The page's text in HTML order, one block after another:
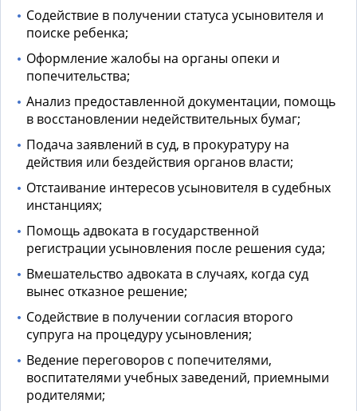
Содействие в получении статуса усыновителя и
поиске ребенка;
Оформление жалобы на органы опеки и
попечительства;
Анализ предоставленной документации, помощь
в восстановлении недействительных бумаг;
Подача заявлений в суд, в прокуратуру на
действия или бездействия органов власти;
Отстаивание интересов усыновителя в судебных
инстанциях;
Помощь адвоката в государственной
регистрации усыновления после решения суда;
Вмешательство адвоката в случаях, когда суд
вынес отказное решение;
Содействие в получении согласия второго
супруга на процедуру усыновления;
Ведение переговоров с попечителями,
воспитателями учебных заведений, приемными
родителями;